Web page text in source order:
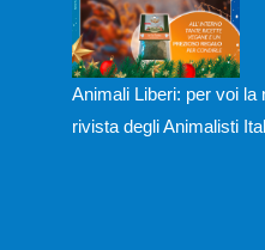
Animali Liberi: per voi la
rivista degli Animalisti